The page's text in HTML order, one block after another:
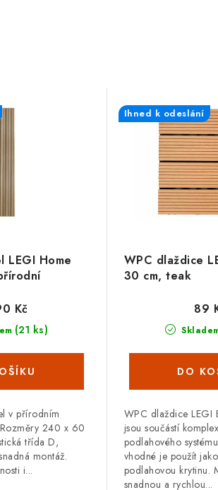
LEGI Home
(21 ks)
Kč
v přírodním
240 x 60
třída D,
montáž.
i...
WPC dlaždice
30 cm, teak
Ihned k odeslání
89
WPC dlaždice LEGI
jsou součástí
podlahového
vhodné je použít
podlahovou krytinu.
snadnou a rychlou...